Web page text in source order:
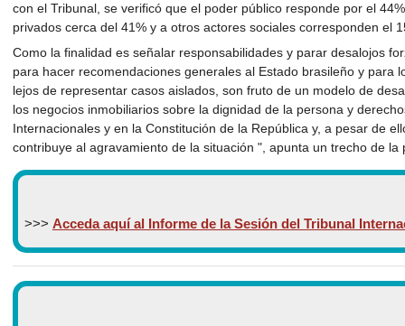
con el Tribunal, se verificó que el poder público responde por el
privados cerca del 41% y a otros actores sociales corresponden el
Como la finalidad es señalar responsabilidades y parar desalojos
para hacer recomendaciones generales al Estado brasileño y para
lejos de representar casos aislados, son fruto de un modelo de
los negocios inmobiliarios sobre la dignidad de la persona y
Internacionales y en la Constitución de la República y, a pesar de
contribuye al agravamiento de la situación ", apunta un trecho de la
>>> Acceda aquí al Informe de la Sesión del Tribunal